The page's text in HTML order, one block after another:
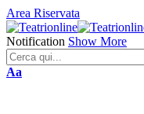
Area Riservata
Notification Show More
Font
Aa